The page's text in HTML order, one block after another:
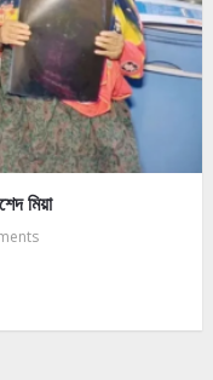
মিয়া